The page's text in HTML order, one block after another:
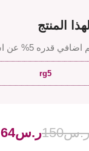
المنتج
عن استخدامك للكود
rg5
150ر.س64